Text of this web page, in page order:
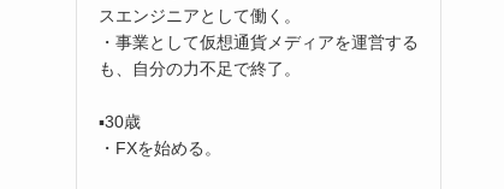
スエンジニアとして働く。
・事業として仮想通貨メディアを運営する
も、自分の力不足で終了。
▪️30歳
・FXを始める。